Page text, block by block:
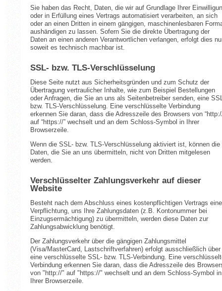
Sie haben das Recht, Daten, die wir auf Grundlage Ihrer
oder in Erfüllung eines Vertrags automatisiert verarbeiten, an sich
oder an einen Dritten in einem gängigen, maschinenlesbaren
aushändigen zu lassen. Sofern Sie die direkte Übertragung der
Daten an einen anderen Verantwortlichen verlangen, erfolgt dies
soweit es technisch machbar ist.
SSL- bzw. TLS-Verschlüsselung
Diese Seite nutzt aus Sicherheitsgründen und zum Schutz der
Übertragung vertraulicher Inhalte, wie zum Beispiel Bestellungen
oder Anfragen, die Sie an uns als Seitenbetreiber senden, eine
bzw. TLS-Verschlüsselung. Eine verschlüsselte Verbindung
erkennen Sie daran, dass die Adresszeile des Browsers von
auf “https://” wechselt und an dem Schloss-Symbol in Ihrer
Browserzeile.
Wenn die SSL- bzw. TLS-Verschlüsselung aktiviert ist, können die
Daten, die Sie an uns übermitteln, nicht von Dritten mitgelesen
werden.
Verschlüsselter Zahlungsverkehr auf dieser
Website
Besteht nach dem Abschluss eines kostenpflichtigen Vertrags eine
Verpflichtung, uns Ihre Zahlungsdaten (z.B. Kontonummer bei
Einzugsermächtigung) zu übermitteln, werden diese Daten zur
Zahlungsabwicklung benötigt.
Der Zahlungsverkehr über die gängigen Zahlungsmittel
(Visa/MasterCard, Lastschriftverfahren) erfolgt ausschließlich über
eine verschlüsselte SSL- bzw. TLS-Verbindung. Eine
Verbindung erkennen Sie daran, dass die Adresszeile des
von "http://" auf "https://" wechselt und an dem Schloss-Symbol in
Ihrer Browserzeile.